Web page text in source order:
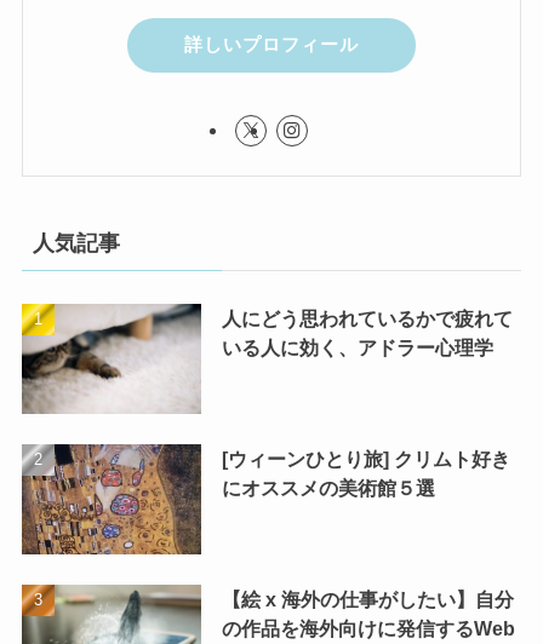
詳しいプロフィール
人気記事
人にどう思われているかで疲れて
いる人に効く、アドラー心理学
[ウィーンひとり旅] クリムト好き
にオススメの美術館５選
【絵 x 海外の仕事がしたい】自分
の作品を海外向けに発信するWeb